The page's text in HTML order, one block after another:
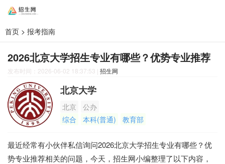
首页 > 报考指南
2026北京大学招生专业有哪些？优势专业推荐
发布时间：2026-06-02 18:37:53 | 招生网
北京大学
北京
公办
综合
本科(普通) 教育部
最近经常有小伙伴私信询问2026北京大学招生专业有哪些？优
势专业推荐相关的问题，今天，招生网小编整理了以下内容，